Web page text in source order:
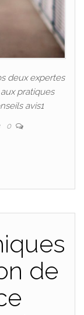
deux expertes
pratiques
avis1
0
de